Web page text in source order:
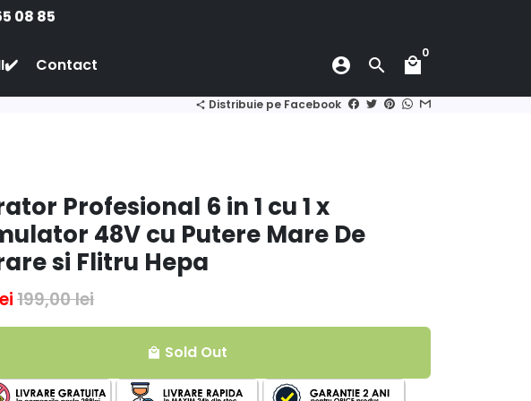
08 85
Contact account_circle search local_mall
0
share Distribuie pe Facebook
Profesional 6 in 1 cu 1 x
48V cu Putere Mare De
si Flitru Hepa
199,00 lei
local_mall Sold Out